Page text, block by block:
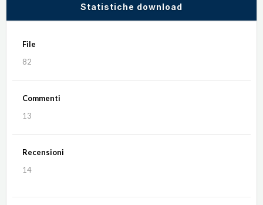
Statistiche download
File
82
Commenti
13
Recensioni
14